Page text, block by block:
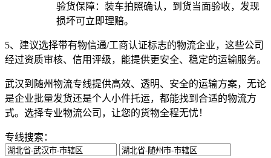
验货保障：装车拍照确认，到货当面验收，发现
损坏可立即理赔。
5、建议选择带有物信通/工商认证标志的物流企业，这些公司
经过资质审核、信用评级，能提供更安全、稳定的运输服务。
武汉到随州物流专线提供高效、透明、安全的运输方案，无论
是企业批量发货还是个人小件托运，都能找到合适的物流方
式。选择专业物流公司，让您的货物全程无忧！
专线搜索：